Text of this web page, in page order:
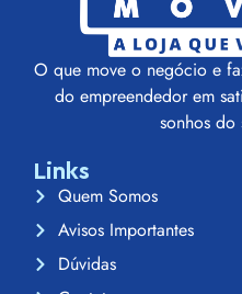
O que move o negócio e
do empreendedor em
sonhos
Links
Quem Somos
Avisos Importantes
Dúvidas